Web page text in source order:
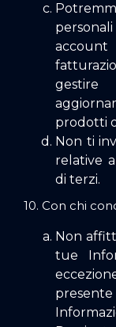
prodotti
Non ti
relative
di terzi.
10. Con chi
Non
tue